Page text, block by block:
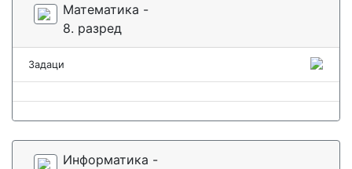
Математика -
8. разред
Задаци
Информатика -